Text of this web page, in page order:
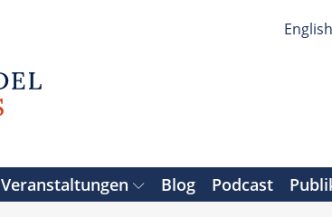
English
Veranstaltungen Blog Podcast